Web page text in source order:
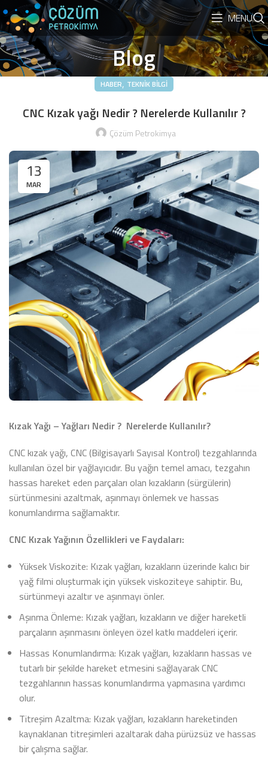
MENU
Blog
HABER, TEKNIK BILGI
CNC Kızak yağı Nedir ? Nerelerde Kullanılır ?
Çözüm Petrokimya
13
MAR
Kızak Yağı – Yağları Nedir ? Nerelerde Kullanılır?
CNC kızak yağı, CNC (Bilgisayarlı Sayısal Kontrol) tezgahlarında
kullanılan özel bir yağlayıcıdır. Bu yağın temel amacı, tezgahın
hassas hareket eden parçaları olan kızakların (sürgülerin)
sürtünmesini azaltmak, aşınmayı önlemek ve hassas
konumlandırma sağlamaktır.
CNC Kızak Yağının Özellikleri ve Faydaları:
Yüksek Viskozite: Kızak yağları, kızakların üzerinde kalıcı bir
yağ filmi oluşturmak için yüksek viskoziteye sahiptir. Bu,
sürtünmeyi azaltır ve aşınmayı önler.
Aşınma Önleme: Kızak yağları, kızakların ve diğer hareketli
parçaların aşınmasını önleyen özel katkı maddeleri içerir.
Hassas Konumlandırma: Kızak yağları, kızakların hassas ve
tutarlı bir şekilde hareket etmesini sağlayarak CNC
tezgahlarının hassas konumlandırma yapmasına yardımcı
olur.
Titreşim Azaltma: Kızak yağları, kızakların hareketinden
kaynaklanan titreşimleri azaltarak daha pürüzsüz ve hassas
bir çalışma sağlar.